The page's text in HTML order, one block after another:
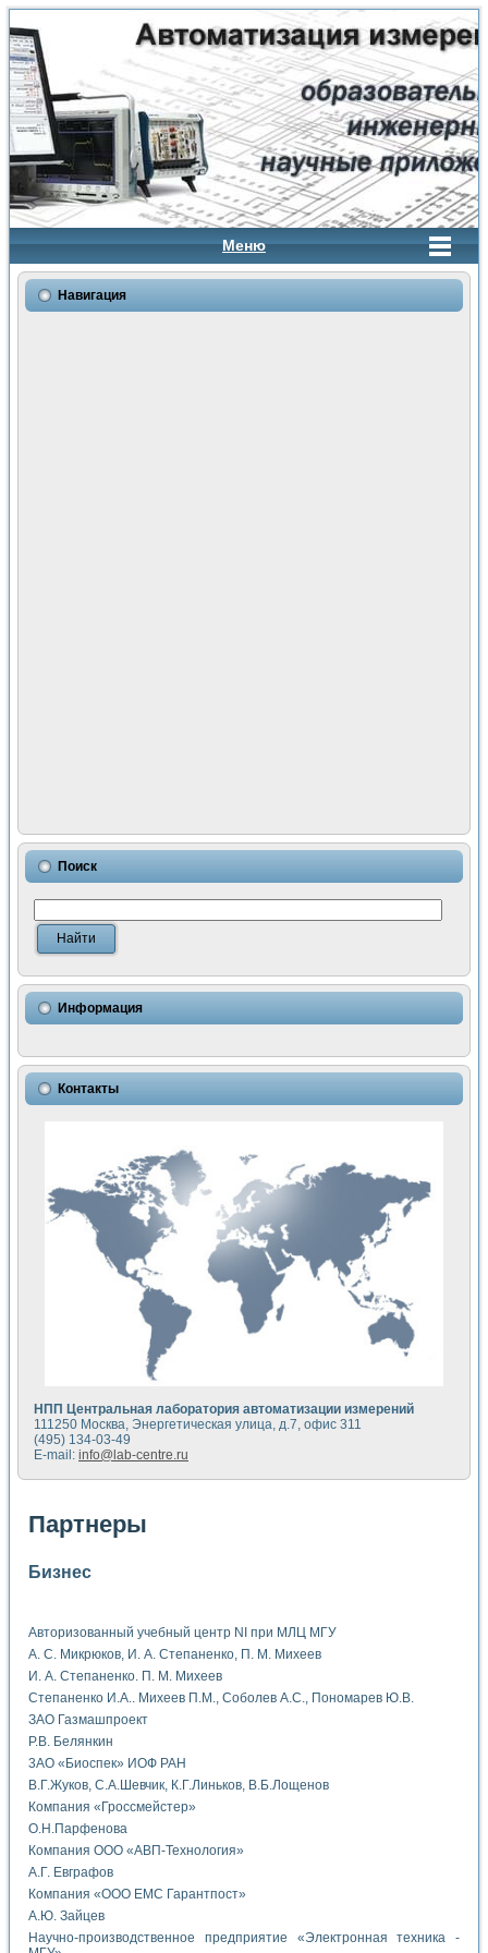
Меню
Навигация
Поиск
Информация
Контакты
НПП Центральная лаборатория автоматизации измерений
111250 Москва, Энергетическая улица, д.7, офис 311
(495) 134-03-49
E-mail: info@lab-centre.ru
Партнеры
Бизнес
Авторизованный учебный центр NI при МЛЦ МГУ
А. С. Микрюков, И. А. Степаненко, П. М. Михеев
И. А. Степаненко. П. М. Михеев
Степаненко И.А.. Михеев П.М., Соболев А.С., Пономарев Ю.В.
ЗАО Газмашпроект
Р.В. Белянкин
3АО «Биоспек» ИОФ РАН
В.Г.Жуков, С.А.Шевчик, К.Г.Линьков, В.Б.Лощенов
Компания «Гроссмейстер»
О.Н.Парфенова
Компания ООО «АВП-Технология»
А.Г. Евграфов
Компания «ООО ЕМС Гарантпост»
А.Ю. Зайцев
Научно-производственное предприятие «Электронная техника -